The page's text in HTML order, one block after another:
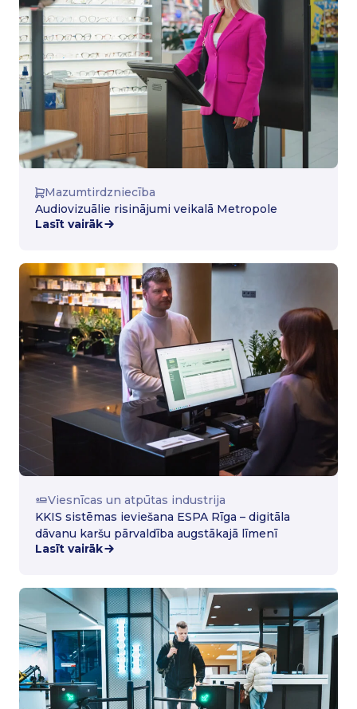
Mazumtirdzniecība
Audiovizuālie risinājumi veikalā Metropole
Lasīt vairāk
Viesnīcas un atpūtas industrija
KKIS sistēmas ieviešana ESPA Rīga – digitāla
dāvanu karšu pārvaldība augstākajā līmenī
Lasīt vairāk